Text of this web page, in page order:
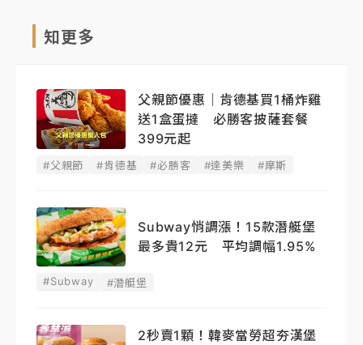
知更多
父親節優惠｜肯德基買1桶炸雞
送1盒蛋撻 必勝客披薩套餐
399元起
#父親節 #肯德基 #必勝客 #達美樂 #摩斯
Subway悄調漲！15款潛艇堡
最多貴12元 平均調幅1.95%
#Subway #潛艇堡
2秒賣1顆！韓麥當勞超夯漢堡